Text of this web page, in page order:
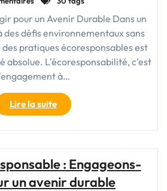
pour un Avenir Durable Dans un
défis environnementaux sans
pratiques écoresponsables est
absolue. L'écoresponsabilité, c'est
à…
Lire la suite"Vivre
de
manière
Un
engagement
: Engageons-
un avenir durable